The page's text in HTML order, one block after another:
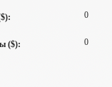
0
($): 0